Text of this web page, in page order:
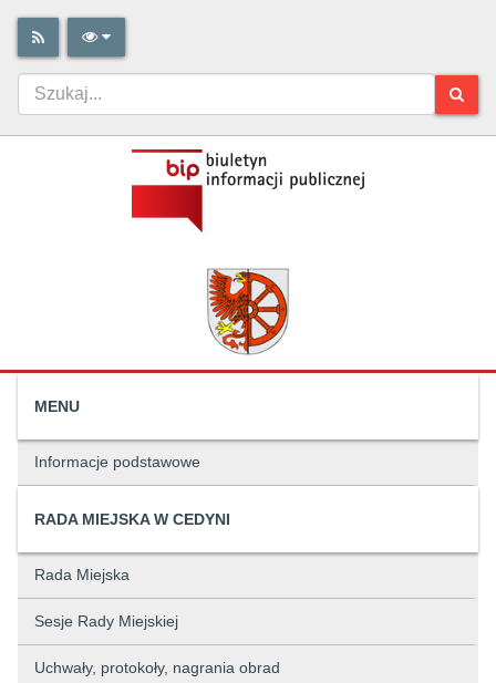
MENU
Informacje podstawowe
RADA MIEJSKA W CEDYNI
Rada Miejska
Sesje Rady Miejskiej
Uchwały, protokoły, nagrania obrad